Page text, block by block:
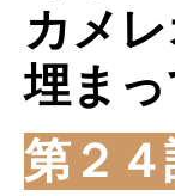
カメ
埋ま
第２